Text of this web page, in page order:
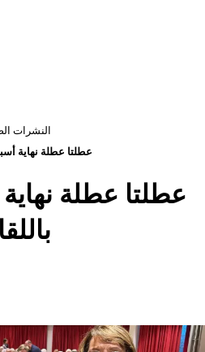
Русский
Deutsch
النشرات
عطلتا عطلة نهاية
عطلتا عطلة